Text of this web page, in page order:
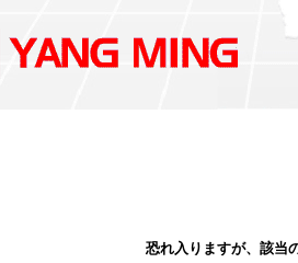
恐れ入りますが、該当